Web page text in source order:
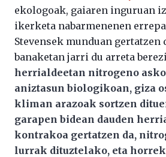
ekologoak, gaiaren inguruan
ikerketa nabarmenenen
Stevensek munduan
banaketan jarri du arreta
herrialdeetan nitrogeno
aniztasun biologikoan, giza
kliman arazoak sortzen
garapen bidean dauden
kontrakoa gertatzen da,
lurrak dituztelako, eta